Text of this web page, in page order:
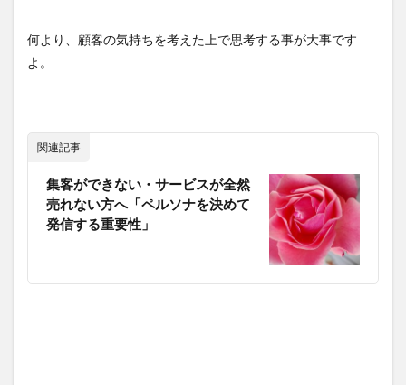
何より、顧客の気持ちを考えた上で思考する事が大事です
よ。
関連記事
集客ができない・サービスが全然
売れない方へ「ペルソナを決めて
発信する重要性」